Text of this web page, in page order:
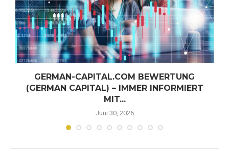
GERMAN-CAPITAL.COM BEWERTUNG
(GERMAN CAPITAL) – IMMER INFORMIERT
MIT...
Juni 30, 2026